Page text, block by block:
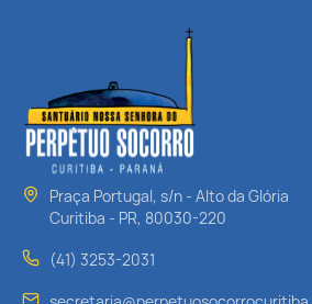
Praça Portugal, s/n - Alto da Glória
Curitiba - PR, 80030-220
(41) 3253-2031